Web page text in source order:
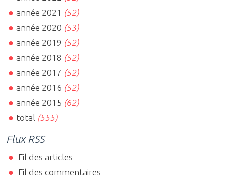
année 2021 (52)
année 2020 (53)
année 2019 (52)
année 2018 (52)
année 2017 (52)
année 2016 (52)
année 2015 (62)
total (555)
Flux RSS
Fil des articles
Fil des commentaires